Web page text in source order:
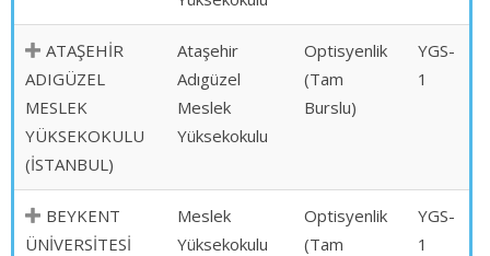
ATAŞEHİR
ADIGÜZEL
MESLEK
YÜKSEKOKULU
(İSTANBUL)
Ataşehir
Adıgüzel
Meslek
Yüksekokulu
Optisyenlik
(Tam
Burslu)
YGS-
1
BEYKENT
ÜNİVERSİTESİ
Meslek
Yüksekokulu
Optisyenlik
(Tam
YGS-
1